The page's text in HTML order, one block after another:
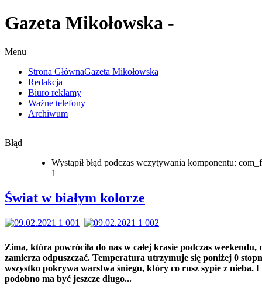
Gazeta Mikołowska -
Menu
Strona GłównaGazeta Mikołowska
Redakcja
Biuro reklamy
Ważne telefony
Archiwum
Błąd
Wystąpił błąd podczas wczytywania komponentu:
1
Świat w białym kolorze
Zima, która powróciła do nas w całej krasie podczas weekendu,
zamierza odpuszczać. Temperatura utrzymuje się poniżej 0
wszystko pokrywa warstwa śniegu, który co rusz sypie z nieba.
podobno ma być jeszcze długo...